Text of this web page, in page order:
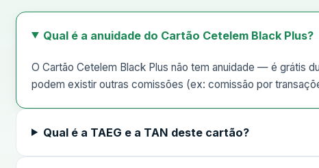
Qual é a anuidade do Cartão Cetelem Black Plus?
O Cartão Cetelem Black Plus não tem anuidade — é grátis
podem existir outras comissões (ex: comissão por
Qual é a TAEG e a TAN deste cartão?